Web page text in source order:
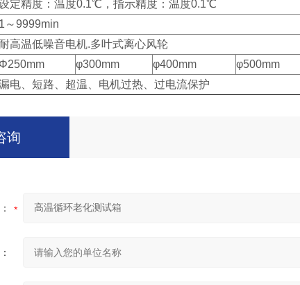
定精度：温度0.1℃，指示精度：温度0.1℃
1～9999min
高温低噪音电机.多叶式离心风轮
Φ250mm φ300mm φ400mm φ500mm
电、短路、超温、电机过热、过电流保护
询